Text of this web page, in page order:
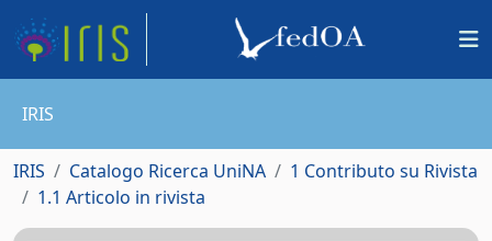
IRIS
IRIS Catalogo Ricerca UniNA
1 Contributo su Rivista
1.1 Articolo in rivista